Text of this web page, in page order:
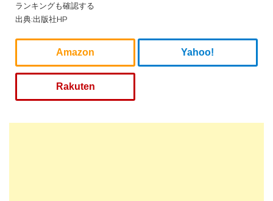
ランキングも確認する
出典:出版社HP
Amazon Yahoo!
Rakuten